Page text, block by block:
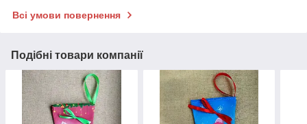
Всі умови повернення
Подібні товари компанії